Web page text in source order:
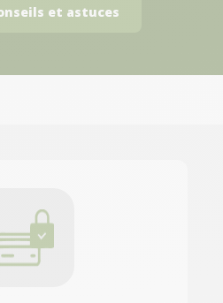
et astuces